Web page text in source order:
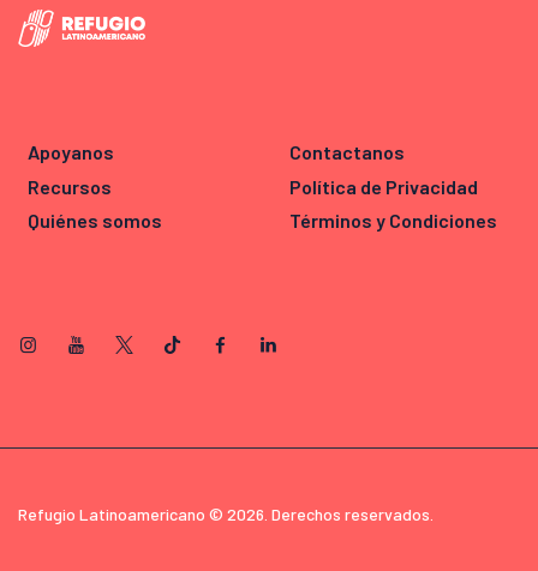
Apoyanos
Recursos
Quiénes somos
Contactanos
Política de Privacidad
Términos y Condiciones
Refugio Latinoamericano © 2026. Derechos reservados.